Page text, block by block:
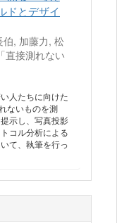
ドとデザイ
伯, 加藤力, 松
直接測れない
人たちに向けた
ないものを測
示し、写真投影
コル分析による
て、執筆を行っ